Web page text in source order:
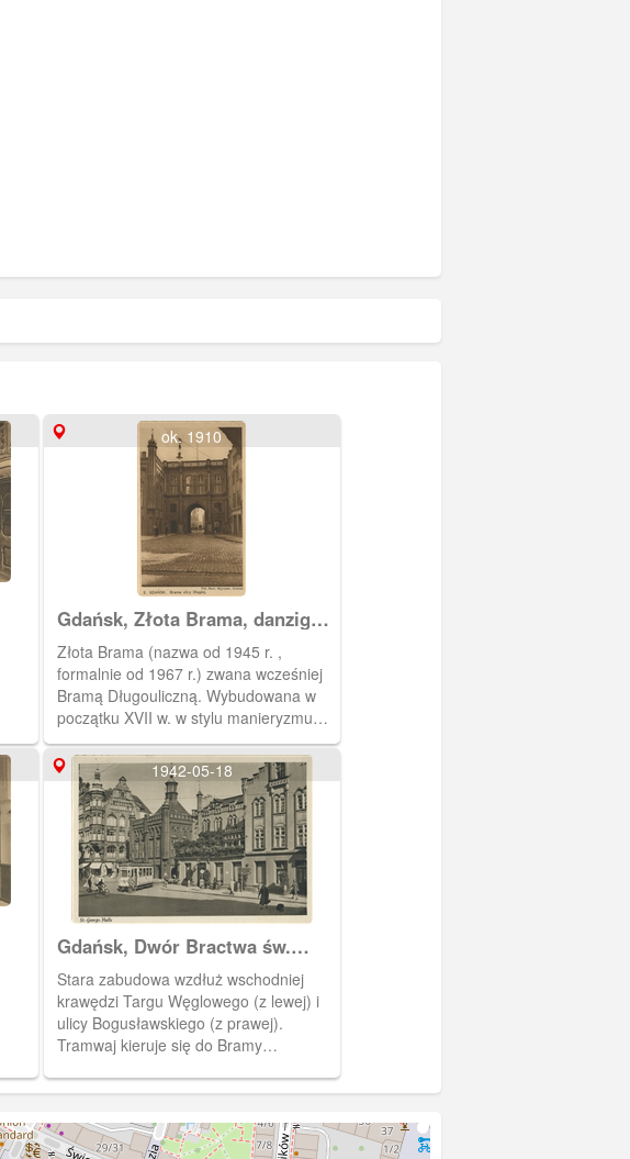
ok. 1910
Gdańsk, Złota Brama, danzig
Langgasser Tor
Złota Brama (nazwa od 1945 r. ,
formalnie od 1967 r.) zwana wcześniej
Bramą Długouliczną. Wybudowana w
początku XVII w. w stylu manieryzmu
niderlandzkiego. Zamyka od zachodu
ul. Długą. Na zdjęciu widoczna od
strony Targu Węglowego. Przylega do
niej od północy Dwór Bractwa św.
Jerzego.
1942-05-18
Gdańsk, Dwór Bractwa św.
Jerzego
Stara zabudowa wzdłuż wschodniej
krawędzi Targu Węglowego (z lewej) i
ulicy Bogusławskiego (z prawej).
Tramwaj kieruje się do Bramy
dwór Bractwa św. Jerzego i dom